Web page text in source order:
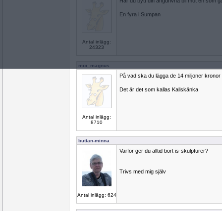
Antal inlägg:
24323
En fyra i Sumpan
moi_magnus
Antal inlägg:
8710
På vad ska du lägga de 14 miljoner
Det är det som kallas Kallskänka
buttan-minna
Antal inlägg: 624
Varför ger du alltid bort is-skulpturer?
Trivs med mig själv